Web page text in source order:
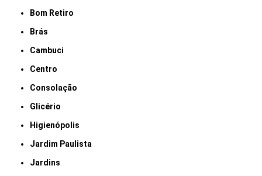
Bom Retiro
Brás
Cambuci
Centro
Consolação
Glicério
Higienópolis
Jardim Paulista
Jardins